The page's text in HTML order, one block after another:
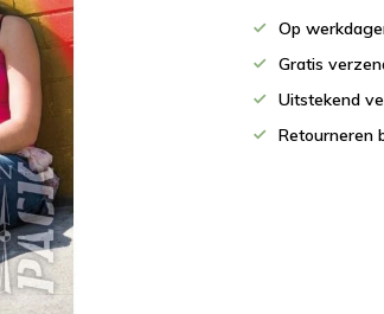
Op
Gratis
Uitstekend
Retourneren